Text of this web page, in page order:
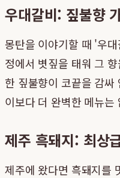
우대갈비: 짚불향
몽탄을 이야기할 때 '우
정에서 볏짚을 태워 그
한 짚불향이 코끝을 감
이보다 더 완벽한 메뉴는
제주 흑돼지: 최상
제주에 왔다면 흑돼지를